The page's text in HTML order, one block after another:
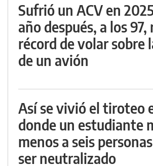
Sufrió un ACV en
año después, a los
récord de volar sobre
de un avión
Así se vivió el tiroteo
donde un estudiante
menos a seis
ser neutralizado